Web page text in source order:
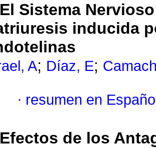
El Sistema
inducida
A; Díaz, E;
· resumen en
Efectos de los